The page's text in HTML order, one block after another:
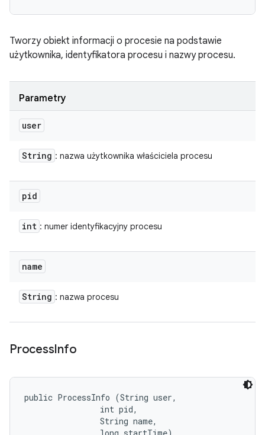
Tworzy obiekt informacji o procesie na podstawie
użytkownika, identyfikatora procesu i nazwy procesu.
Parametry
user
String : nazwa użytkownika właściciela procesu
pid
int : numer identyfikacyjny procesu
name
String : nazwa procesu
ProcessInfo
public ProcessInfo (String user,
                int pid,
                String name,